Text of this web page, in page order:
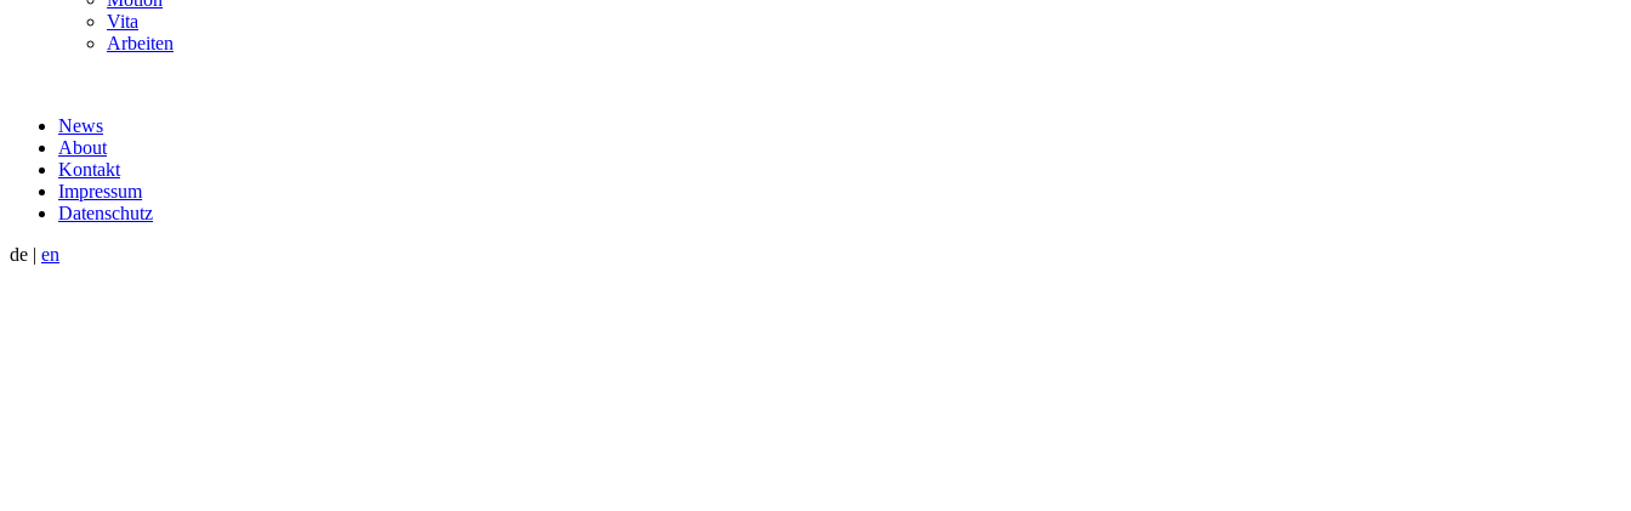
Vita
Arbeiten
News
About
Kontakt
Impressum
Datenschutz
de | en